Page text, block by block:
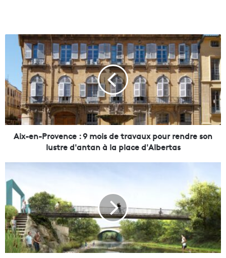
e
n
-
P
r
9
m
o
i
s
Aix-en-Provence : 9 mois de travaux pour rendre son
lustre d'antan à la place d'Albertas
e
a
b
i
t
a